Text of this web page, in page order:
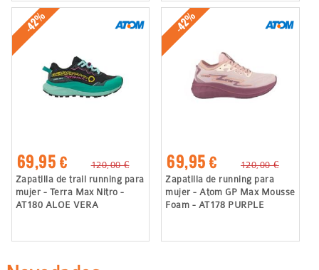
-42%
69,95 €
120,00 €
Zapatilla de trail running para
mujer - Terra Max Nitro -
AT180 ALOE VERA
-42%
69,95 €
120,00 €
Zapatilla de running para
mujer - Atom GP Max Mousse
Foam - AT178 PURPLE